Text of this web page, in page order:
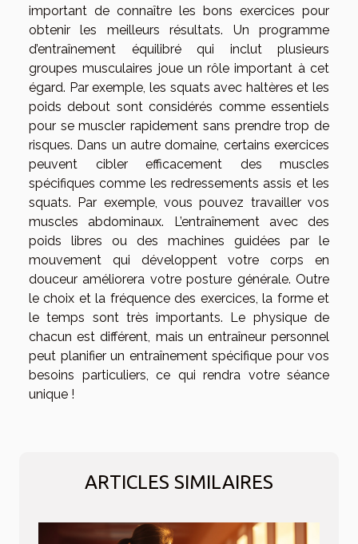
important de connaître les bons exercices pour
obtenir les meilleurs résultats. Un programme
d’entraînement équilibré qui inclut plusieurs
groupes musculaires joue un rôle important à cet
égard. Par exemple, les squats avec haltères et les
poids debout sont considérés comme essentiels
pour se muscler rapidement sans prendre trop de
risques. Dans un autre domaine, certains exercices
peuvent cibler efficacement des muscles
spécifiques comme les redressements assis et les
squats. Par exemple, vous pouvez travailler vos
muscles abdominaux. L’entraînement avec des
poids libres ou des machines guidées par le
mouvement qui développent votre corps en
douceur améliorera votre posture générale. Outre
le choix et la fréquence des exercices, la forme et
le temps sont très importants. Le physique de
chacun est différent, mais un entraîneur personnel
peut planifier un entraînement spécifique pour vos
besoins particuliers, ce qui rendra votre séance
unique !
ARTICLES SIMILAIRES